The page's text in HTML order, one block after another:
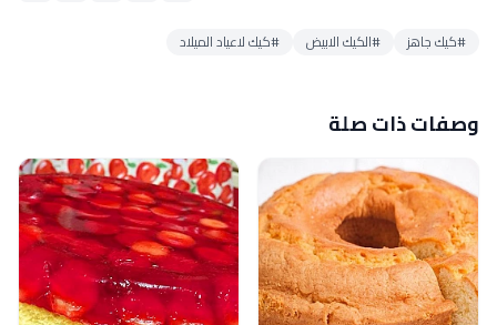
#كيك جاهز #الكيك الابيض #كيك لاعياد الميلاد
وصفات ذات صلة